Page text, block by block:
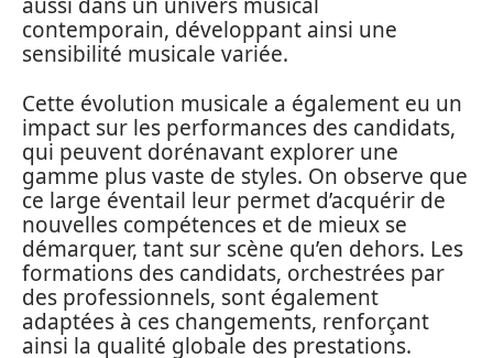
contemporain, développant ainsi une
sensibilité musicale variée.
Cette évolution musicale a également eu un
impact sur les performances des candidats,
qui peuvent dorénavant explorer une
gamme plus vaste de styles. On observe que
ce large éventail leur permet d’acquérir de
nouvelles compétences et de mieux se
démarquer, tant sur scène qu’en dehors. Les
formations des candidats, orchestrées par
des professionnels, sont également
adaptées à ces changements, renforçant
ainsi la qualité globale des prestations.